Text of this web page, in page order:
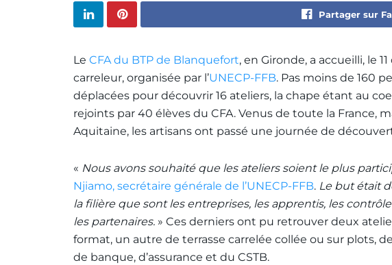
Partager sur
Le CFA du BTP de Blanquefort, en Gironde, a accueilli, le
carreleur, organisée par l’UNECP-FFB. Pas moins de 160
déplacées pour découvrir 16 ateliers, la chape étant au
rejoints par 40 élèves du CFA. Venus de toute la France,
Aquitaine, les artisans ont passé une journée de
« Nous avons souhaité que les ateliers soient le plus
Njiamo, secrétaire générale de l’UNECP-FFB. Le but était
la filière que sont les entreprises, les apprentis, les
les partenaires. » Ces derniers ont pu retrouver deux
format, un autre de terrasse carrelée collée ou sur plots,
de banque, d’assurance et du CSTB.